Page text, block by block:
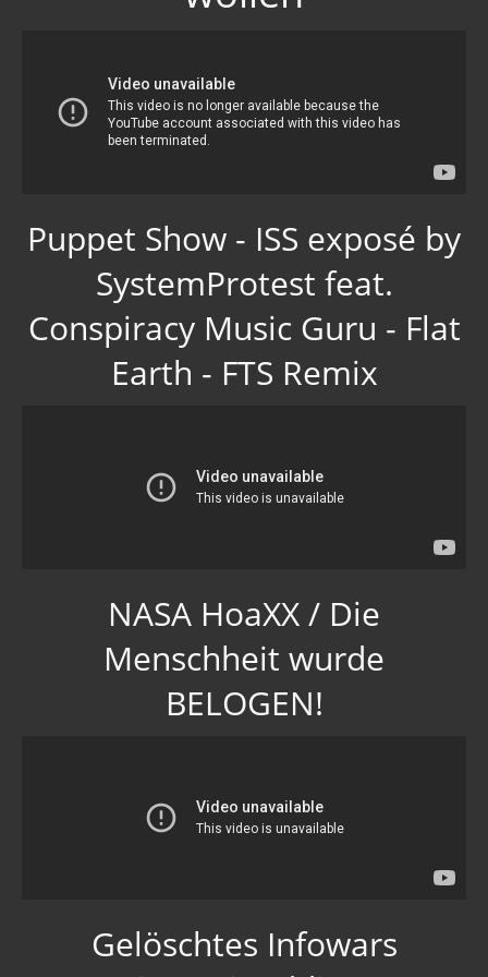
Computer
Rezepte / Nahrungsmittel
Musik
Gästebuch
Puppet Show - ISS exposé by
SystemProtest feat.
Conspiracy Music Guru - Flat
Earth - FTS Remix
NASA HoaXX / Die
Menschheit wurde
BELOGEN!
Gelöschtes Infowars